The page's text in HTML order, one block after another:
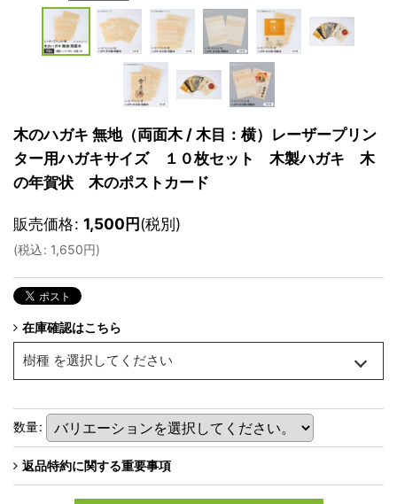
木のハガキ 無地（両面木 / 木目：横）レーザープリン
ター用ハガキサイズ １０枚セット 木製ハガキ 木
の年賀状 木のポストカード
販売価格: 1,500円(税別)
(税込: 1,650円)
在庫確認はこちら
樹種 を選択してください
数量:
返品特約に関する重要事項